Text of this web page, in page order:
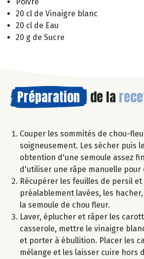
Poivre
20 cl de Vinaigre blanc
20 cl de Eau
20 g de Sucre
Préparation de la
Couper les sommités de chou-
soigneusement. Les sécher puis
obtention d'une semoule assez
d'utiliser une râpe manuelle pour
Récupérer les feuilles de persil
préalablement lavées, les
la semoule de chou fleur.
Laver, éplucher et râper les
casserole, mettre le vinaigre
et porter à ébullition. Placer les
mélange et les laisser cuire hors